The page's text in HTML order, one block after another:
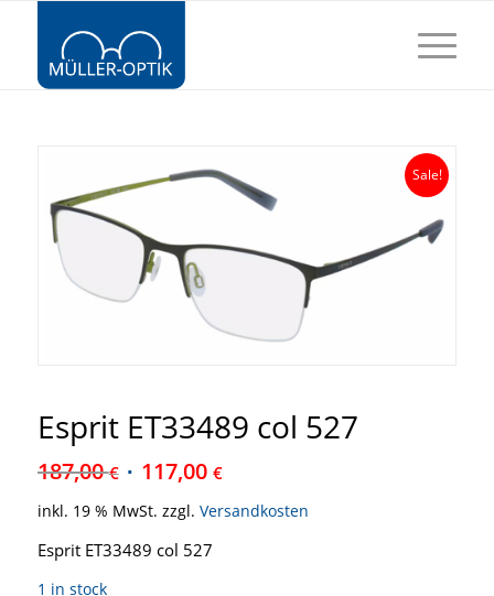
Sale!
Esprit ET33489 col 527
187,00€ 117,00 €
inkl. 19 % MwSt. zzgl. Versandkosten
Esprit ET33489 col 527
1 in stock